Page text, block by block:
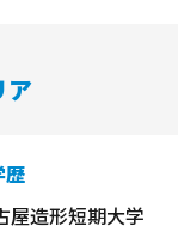
ア
歴
屋造形短期大学